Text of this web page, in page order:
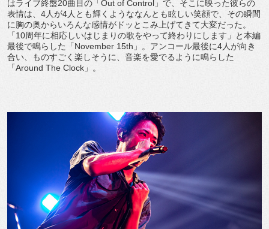
はライブ終盤20曲目の「Out of Control」で、そこに映った彼らの
表情は、4人が4人とも輝くようななんとも眩しい笑顔で、その瞬間
に胸の奥からいろんな感情がドッとこみ上げてきて大変だった。
「10周年に相応しいはじまりの歌をやって終わりにします」と本編
最後で鳴らした「November 15th」。アンコール最後に4人が向き
合い、ものすごく楽しそうに、音楽を愛でるように鳴らした
「Around The Clock」。